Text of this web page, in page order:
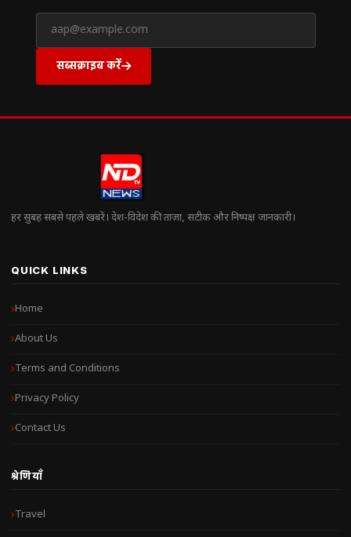
सब्सक्राइब करें
हर सुबह सबसे पहले खबरें। देश-विदेश की ताज़ा, सटीक और निष्पक्ष जानकारी।
QUICK LINKS
Home
About Us
Terms and Conditions
Privacy Policy
Contact Us
श्रेणियाँ
Travel